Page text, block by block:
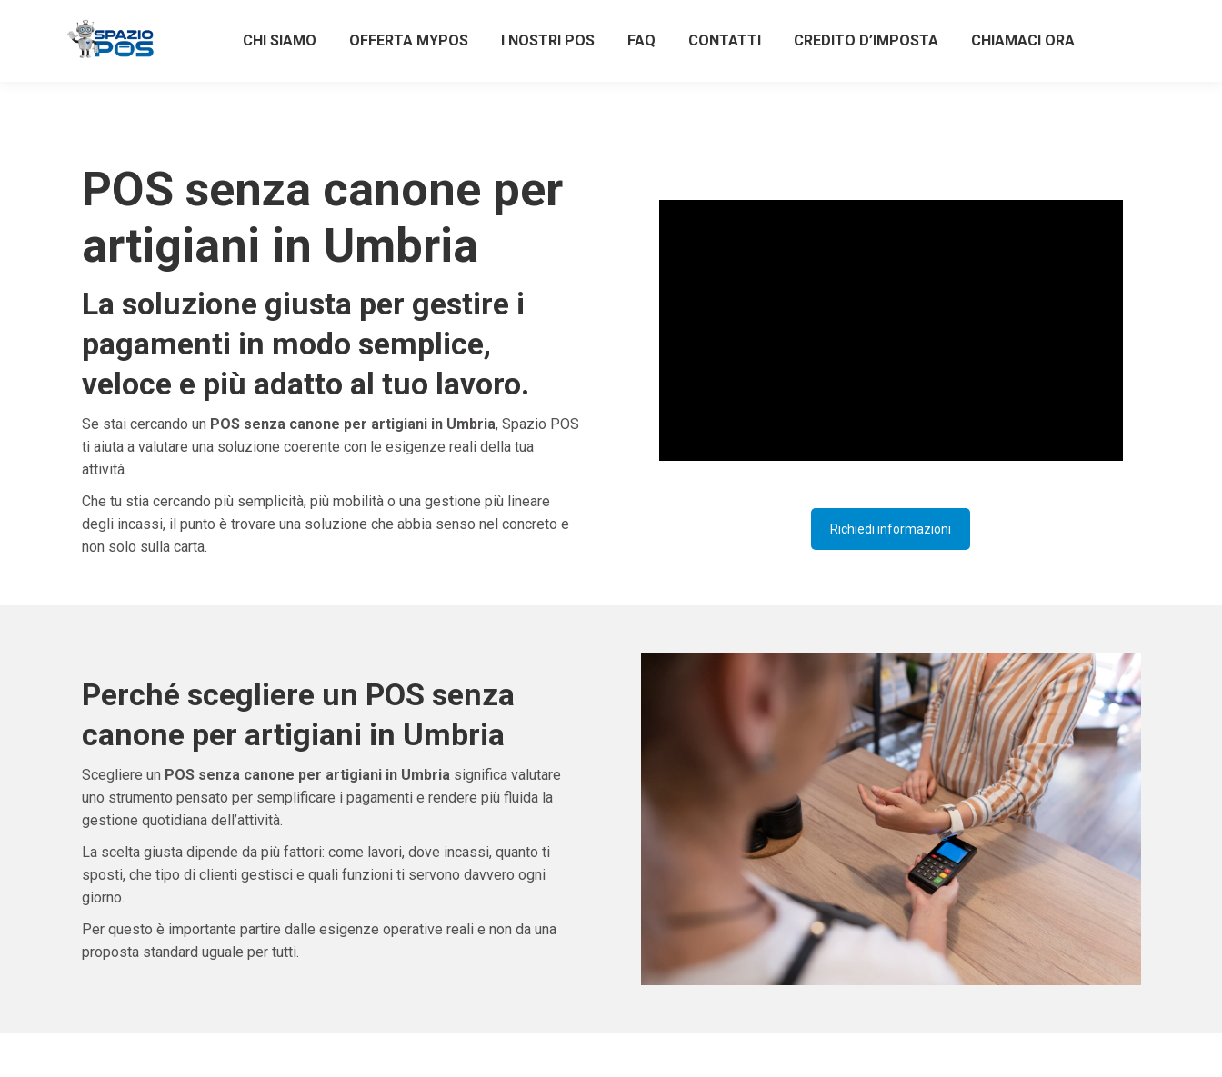
CHI SIAMO OFFERTA MYPOS I NOSTRI POS FAQ CONTATTI CREDITO D’IMPOSTA CHIAMACI ORA
POS senza canone per
artigiani in Umbria
La soluzione giusta per gestire i
pagamenti in modo semplice,
veloce e più adatto al tuo lavoro.
Se stai cercando un POS senza canone per artigiani in Umbria, Spazio POS
ti aiuta a valutare una soluzione coerente con le esigenze reali della tua
attività.
Che tu stia cercando più semplicità, più mobilità o una gestione più lineare
degli incassi, il punto è trovare una soluzione che abbia senso nel concreto e
non solo sulla carta.
Richiedi informazioni
Perché scegliere un POS senza
canone per artigiani in Umbria
Scegliere un POS senza canone per artigiani in Umbriasignifica valutare
uno strumento pensato per semplificare i pagamenti e rendere più fluida la
gestione quotidiana dell’attività.
La scelta giusta dipende da più fattori: come lavori, dove incassi, quanto ti
sposti, che tipo di clienti gestisci e quali funzioni ti servono davvero ogni
giorno.
Per questo è importante partire dalle esigenze operative reali e non da una
proposta standard uguale per tutti.